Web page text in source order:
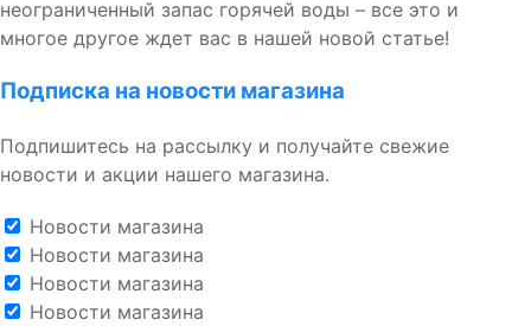
неограниченный запас горячей воды – все это и
многое другое ждет вас в нашей новой статье!
Подписка на новости магазина
Подпишитесь на рассылку и получайте свежие
новости и акции нашего магазина.
Новости магазина
Новости магазина
Новости магазина
Новости магазина